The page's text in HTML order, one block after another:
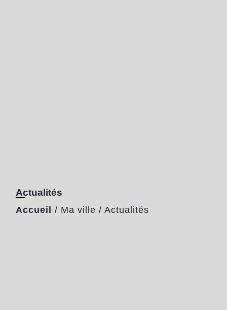
Actualités
Accueil / Ma ville / Actualités